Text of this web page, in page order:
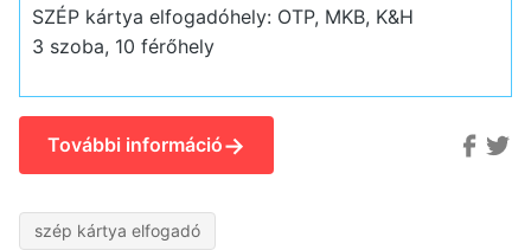
SZÉP kártya elfogadóhely: OTP, MKB, K&H
3 szoba, 10 férőhely
További információ→
szép kártya elfogadó